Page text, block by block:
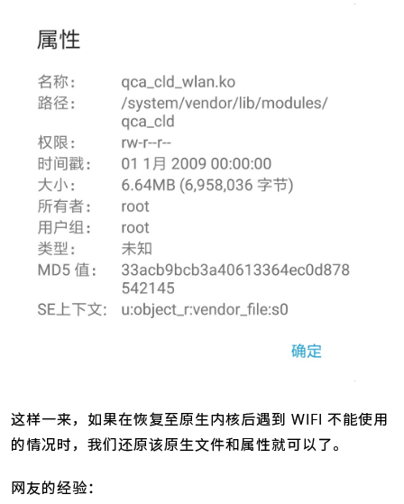
这样一来，如果在恢复至原生内核后遇到 WIFI 不能使用
的情况时，我们还原该原生文件和属性就可以了。
网友的经验：